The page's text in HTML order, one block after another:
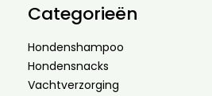
Categorieën
Hondenshampoo
Hondensnacks
Vachtverzorging